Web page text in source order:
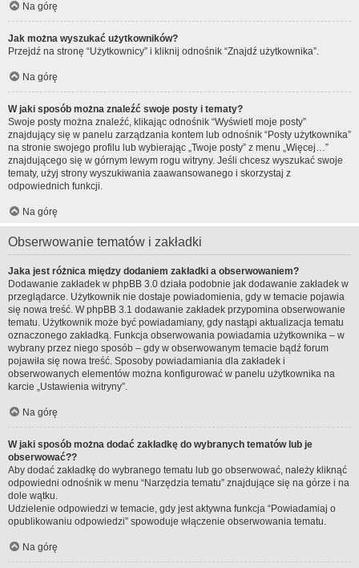
Na górę
Jak można wyszukać użytkowników?
Przejdź na stronę “Użytkownicy” i kliknij odnośnik “Znajdź użytkownika”.
Na górę
W jaki sposób można znaleźć swoje posty i tematy?
Swoje posty można znaleźć, klikając odnośnik “Wyświetl moje posty”
znajdujący się w panelu zarządzania kontem lub odnośnik “Posty użytkownika”
na stronie swojego profilu lub wybierając „Twoje posty” z menu „Więcej…”
znajdującego się w górnym lewym rogu witryny. Jeśli chcesz wyszukać swoje
tematy, użyj strony wyszukiwania zaawansowanego i skorzystaj z
odpowiednich funkcji.
Na górę
Obserwowanie tematów i zakładki
Jaka jest różnica między dodaniem zakładki a obserwowaniem?
Dodawanie zakładek w phpBB 3.0 działa podobnie jak dodawanie zakładek w
przeglądarce. Użytkownik nie dostaje powiadomienia, gdy w temacie pojawia
się nowa treść. W phpBB 3.1 dodawanie zakładek przypomina obserwowanie
tematu. Użytkownik może być powiadamiany, gdy nastąpi aktualizacja tematu
oznaczonego zakładką. Funkcja obserwowania powiadamia użytkownika – w
wybrany przez niego sposób – gdy w obserwowanym temacie bądź forum
pojawiła się nowa treść. Sposoby powiadamiania dla zakładek i
obserwowanych elementów można konfigurować w panelu użytkownika na
karcie „Ustawienia witryny”.
Na górę
W jaki sposób można dodać zakładkę do wybranych tematów lub je
obserwować??
Aby dodać zakładkę do wybranego tematu lub go obserwować, należy kliknąć
odpowiedni odnośnik w menu “Narzędzia tematu” znajdujące się na górze i na
dole wątku.
Udzielenie odpowiedzi w temacie, gdy jest aktywna funkcja “Powiadamiaj o
opublikowaniu odpowiedzi” spowoduje włączenie obserwowania tematu.
Na górę